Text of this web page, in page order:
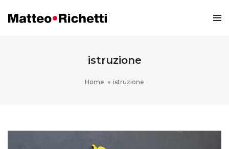
istruzione
Home istruzione